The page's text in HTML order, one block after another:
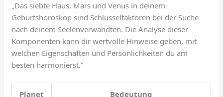
„Das siebte Haus, Mars und Venus in deinem
Geburtshoroskop sind Schlüsselfaktoren bei der Suche
nach deinem Seelenverwandten. Die Analyse dieser
Komponenten kann dir wertvolle Hinweise geben, mit
welchen Eigenschaften und Persönlichkeiten du am
besten harmonierst.“
Planet Bedeutung